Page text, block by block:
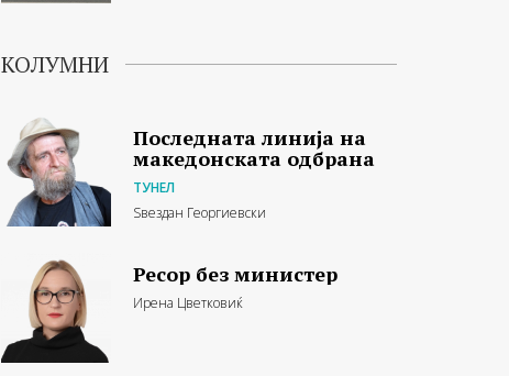
КОЛУМНИ
Последната линија на
македонската одбрана
ТУНЕЛ
Ѕвездан Георгиевски
Ресор без министер
Ирена Цветковиќ